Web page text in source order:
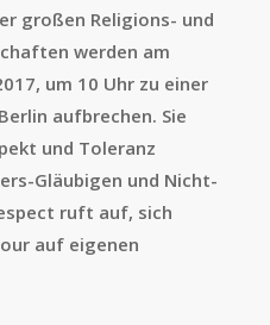
großen Religions- und
werden am
um 10 Uhr zu einer
aufbrechen. Sie
und Toleranz
Gläubigen und Nicht-
ruft auf, sich
auf eigenen